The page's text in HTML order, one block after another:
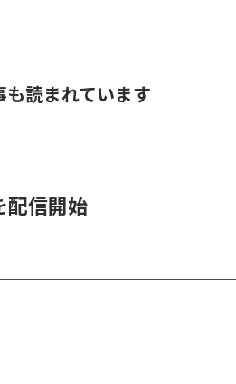
も読まれています
配信開始